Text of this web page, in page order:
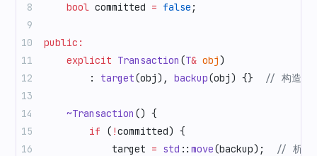
    bool
committed = false ;
public:
    explicit
Transaction (T& obj)
        :
target(obj), backup(obj) {}
// 构造时
    ~Transaction
() {
        if
( !committed) {
            target
= std ::move(backup);
// 析构